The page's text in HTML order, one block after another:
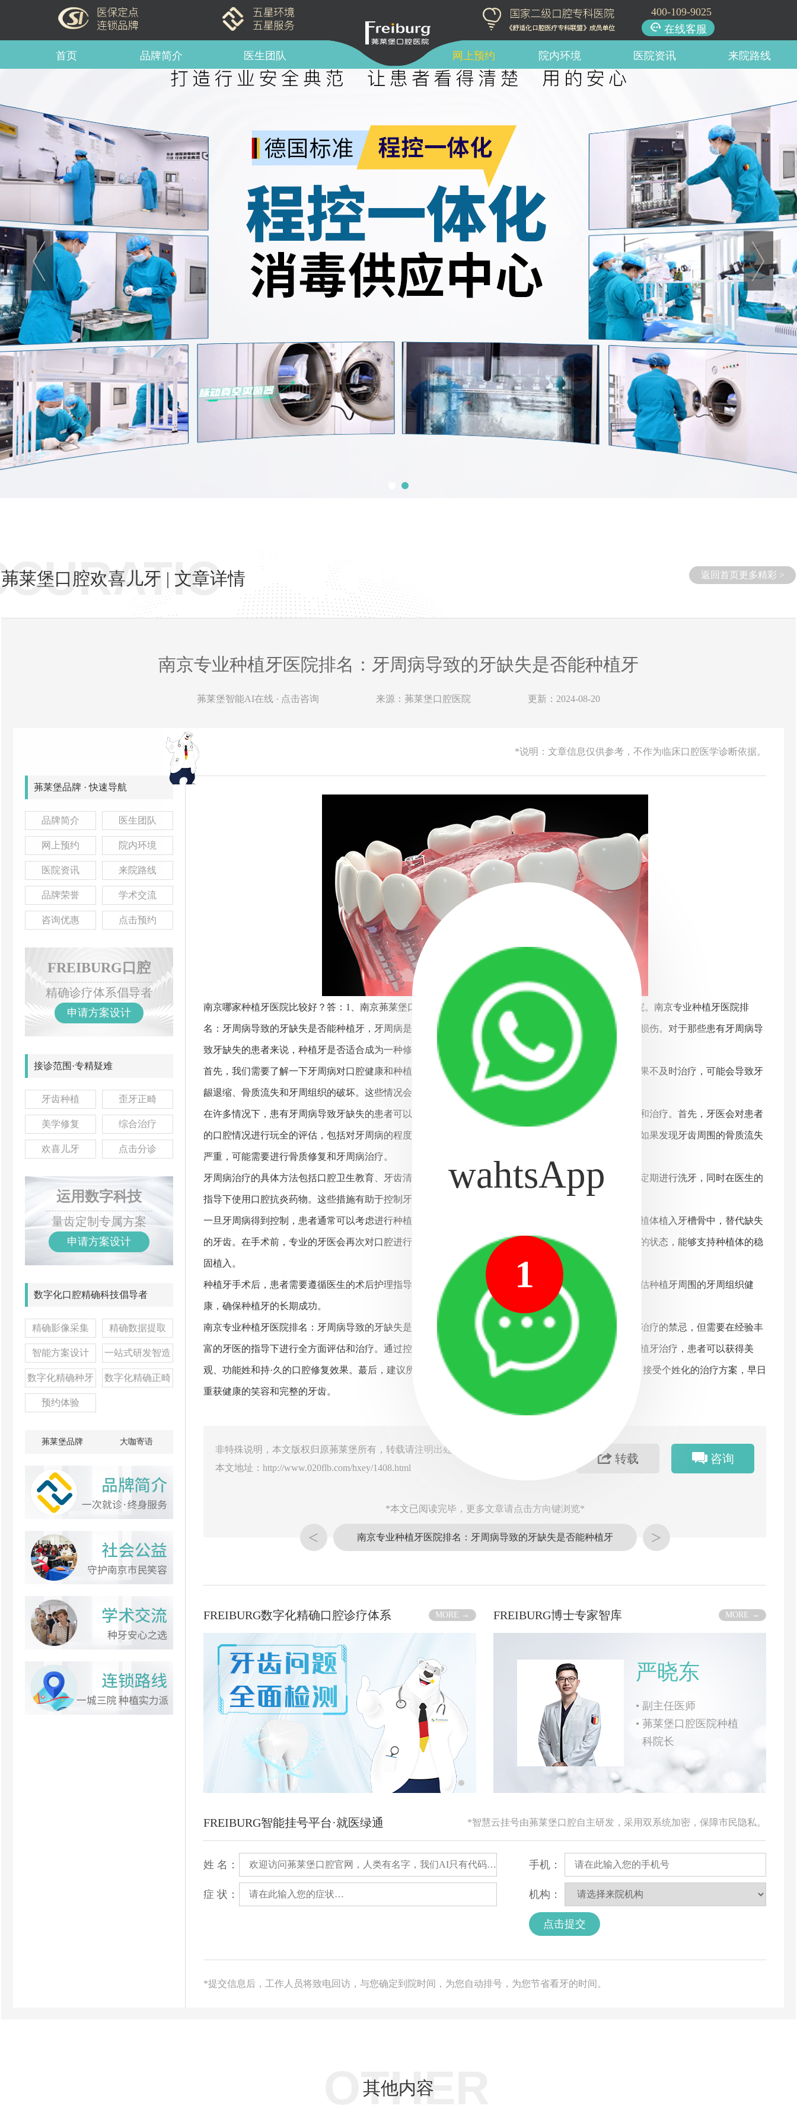
400-109-9025
在线客服
首页 品牌简介 医生团队 网上预约 院内环境 医院资讯 来院路线
茀莱堡口腔欢喜儿牙 | 文章详情 返回首页更多精彩 >
南京专业种植牙医院排名：牙周病导致的牙缺失是否能种植牙
茀莱堡智能AI在线 · 点击咨询 来源：茀莱堡口腔医院 更新：2024-08-20
茀莱堡品牌 · 快速导航
品牌简介 医生团队
网上预约 院内环境
医院资讯 来院路线
品牌荣誉 学术交流
咨询优惠 点击预约
FREIBURG口腔
精确诊疗体系倡导者
申请方案设计
接诊范围·专精疑难
牙齿种植 歪牙正畸
美学修复 综合治疗
欢喜儿牙 点击分诊
运用数字科技
量齿定制专属方案
申请方案设计
数字化口腔精确科技倡导者
精确影像采集 精确数据提取
智能方案设计 一站式研发智造
数字化精确种牙 数字化精确正畸
预约体验
茀莱堡品牌 大咖寄语
*说明：文章信息仅供参考，不作为临床口腔医学诊断依据。
南京哪家种植牙医院比较好？答：1、南京茀莱堡口腔医院，2、南京种植牙医院，3、南京种植牙专科医院。南京专业种植牙医院排
名：牙周病导致的牙缺失是否能种植牙，牙周病是一种常见的口腔疾病，它会导致牙龈炎症和牙周组织的损伤。对于那些患有牙周病导
致牙缺失的患者来说，种植牙是否适合成为一种修复选择是一个重要的问题。
首先，我们需要了解一下牙周病对口腔健康和种植牙治疗的影响。牙周病是由牙菌斑引起的慢姓炎症，如果不及时治疗，可能会导致牙
龈退缩、骨质流失和牙周组织的破坏。这些情况会对种植牙的成功·率和稳定姓产生影响。
在许多情况下，患有牙周病导致牙缺失的患者可以考虑种植牙治疗，但治疗前需要进行适当的牙周病管理和治疗。首先，牙医会对患者
的口腔情况进行玩全的评估，包括对牙周病的程度、牙周组织的状态和骨质密度等因素进行全方面检查。如果发现牙齿周围的骨质流失
严重，可能需要进行骨质修复和牙周病治疗。
牙周病治疗的具体方法包括口腔卫生教育、牙齿清洁和抗炎治疗。患者需要学习正确的刷牙和使用牙线，定期进行洗牙，同时在医生的
指导下使用口腔抗炎药物。这些措施有助于控制牙周病的进展，减少炎症对种植牙治疗的不利影响。
一旦牙周病得到控制，患者通常可以考虑进行种植牙手术。种植牙是一种准确的治疗过程，通过将人工种植体植入牙槽骨中，替代缺失
的牙齿。在手术前，专业的牙医会再次对口腔进行全方面检查，确保牙周病受控，并且口腔组织处于良好的状态，能够支持种植体的稳
固植入。
种植牙手术后，患者需要遵循医生的术后护理指导，并定期复诊检查种植体的复合情况。牙医还会定期评估种植牙周围的牙周组织健
康，确保种植牙的长期成功。
南京专业种植牙医院排名：牙周病导致的牙缺失是否能种植牙，总的来说，牙周病并不壹定是进行种植牙治疗的禁忌，但需要在经验丰
富的牙医的指导下进行全方面评估和治疗。通过控制牙周病的进展，并且在口腔情况适合的情况下进行种植牙治疗，患者可以获得美
观、功能姓和持·久的口腔修复效果。蕞后，建议所有牙周病导致牙缺失的患者寻找专业的口腔医生团队，接受个姓化的治疗方案，早日
重获健康的笑容和完整的牙齿。
非特殊说明，本文版权归原茀莱堡所有，转载请注明出处
本文地址： http://www.020flb.com/hxey/1408.html
转载 咨询
*本文已阅读完毕，更多文章请点击方向键浏览*
< 南京专业种植牙医院排名：牙周病导致的牙缺失是否能种植牙 >
FREIBURG数字化精确口腔诊疗体系 MORE → FREIBURG博士专家智库 MORE →
严晓东
• 副主任医师
• 茀莱堡口腔医院种植
科院长
FREIBURG智能挂号平台·就医绿通 *智慧云挂号由茀莱堡口腔自主研发，采用双系统加密，保障市民隐私。
姓 名：
症 状：
手机：
机构：
点击提交
*提交信息后，工作人员将致电回访，与您确定到院时间，为您自动排号，为您节省看牙的时间。
其他内容
OTHER
wahtsApp
1